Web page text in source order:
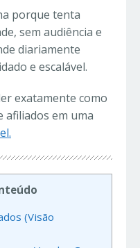
porque tenta
sem audiência e
diariamente
e escalável.
exatamente como
em uma
(Visão